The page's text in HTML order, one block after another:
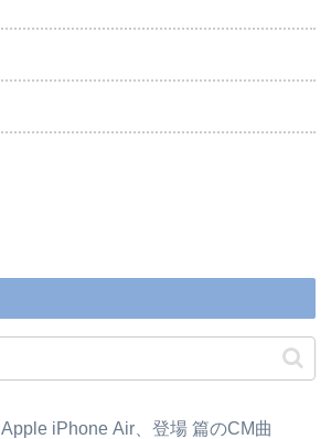
Apple iPhone Air、登場 篇のCM曲